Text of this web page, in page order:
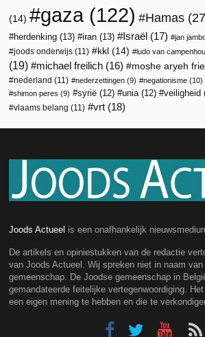
(14) gaza(122) Hamas
herdenking (13) iran (13) Israël (17) jan
joods onderwijs (11) kkl (14) ludo van
(19)
michael freilich (16) moshe aryeh
nederland (11) nederzettingen (9) negationisme (10)
shimon peres (9) syrië (12) unia (12) veiligheid
vlaams belang (11) vrt (18)
Joods Actueel is een onafhankelijk
De artikels en opiniestukken van de redactie
van Joods Actueel. Wij spreken niet in naam
gemeenschap. De Joodse gemeenschap in
gemandateerde feitelijke vertegenwoordiging.
een eigen mening te hebben en die te